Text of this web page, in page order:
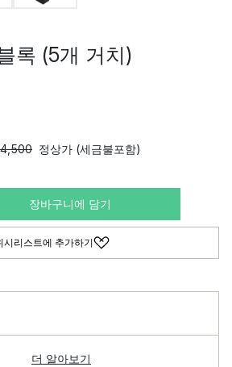
록 (5개 거치)
정상가 (세금불포함)
장바구니에 담기
시리스트에 추가하기
더 알아보기